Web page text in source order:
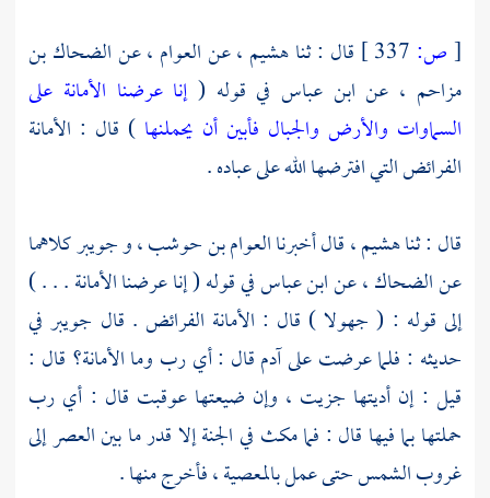
[ص: قال : ثناهشيم ،عنالعوام ،عنالضحاك بن
مزاحم ، عن ابن عباس في قوله (إنا عرضنا الأمانة على
السماوات والأرض والجبال فأبين أن يحملنها ) قال : الأمانة
الفرائض التي افترضها الله على عباده .
قال : ثناهشيم ،قال أخبرناالعوام بن حوشب ،وجويبركلاهما
عنالضحاك ،عنابن عباسفي قوله ( إنا عرضنا الأمانة . . . )
إلى قوله : ( جهولا ) قال : الأمانة الفرائض . قال جويبر في
حديثه : فلما عرضت علىآدمقال : أي رب وما الأمانة؟ قال :
قيل : إن أديتها جزيت ، وإن ضيعتها عوقبت قال : أي رب
حملتها بما فيها قال : فما مكث في الجنة إلا قدر ما بين العصر إلى
غروب الشمس حتى عمل بالمعصية ، فأخرج منها .